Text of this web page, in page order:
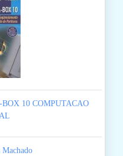
10 COMPUTACAO